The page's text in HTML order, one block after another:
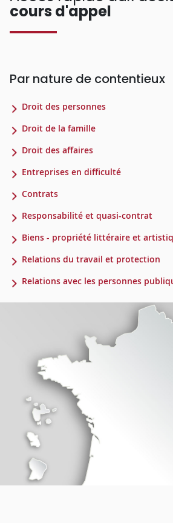
cours d'appel
Par nature de contentieux
Droit des personnes
Droit de la famille
Droit des affaires
Entreprises en difficulté
Contrats
Responsabilité et quasi-contrat
Biens - propriété littéraire et
Relations du travail et protection
Relations avec les personnes